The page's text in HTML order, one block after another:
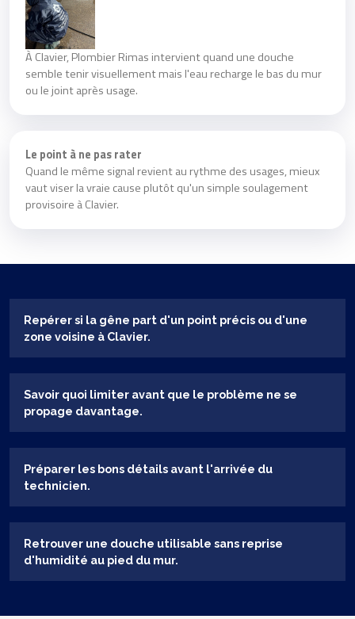
À Clavier, Plombier Rimas intervient quand une douche
semble tenir visuellement mais l'eau recharge le bas du mur
ou le joint après usage.
Le point à ne pas rater
Quand le même signal revient au rythme des usages, mieux
vaut viser la vraie cause plutôt qu'un simple soulagement
provisoire à Clavier.
Repérer si la gêne part d'un point précis ou d'une
zone voisine à Clavier.
Savoir quoi limiter avant que le problème ne se
propage davantage.
Préparer les bons détails avant l'arrivée du
technicien.
Retrouver une douche utilisable sans reprise
d'humidité au pied du mur.